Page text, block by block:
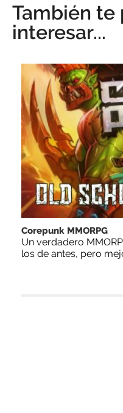
También te
interesar...
Corepunk MMORPG
Un verdadero
los de antes, pero